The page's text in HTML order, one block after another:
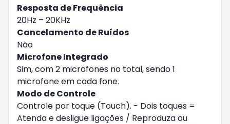
Resposta de Frequência
20Hz – 20KHz
Cancelamento de Ruídos
Não
Microfone Integrado
Sim, com 2 microfones no total, sendo 1
microfone em cada fone.
Modo de Controle
Controle por toque (Touch). - Dois toques =
Atenda e desligue ligações / Reproduza ou